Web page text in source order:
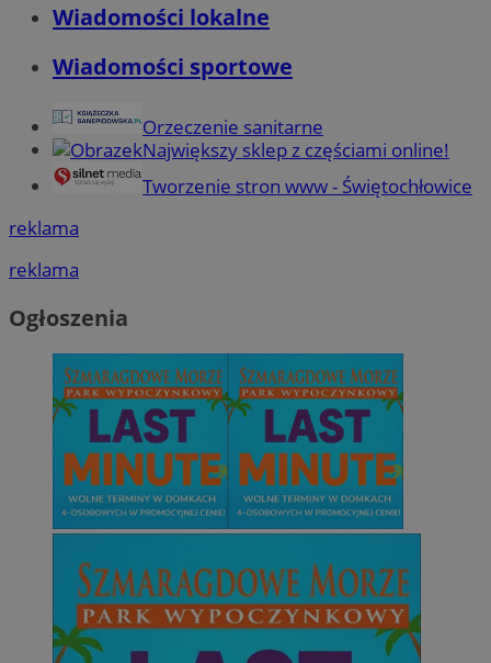
Wiadomości lokalne
Wiadomości sportowe
Orzeczenie sanitarne
Największy sklep z częściami online!
Tworzenie stron www - Świętochłowice
reklama
reklama
Ogłoszenia